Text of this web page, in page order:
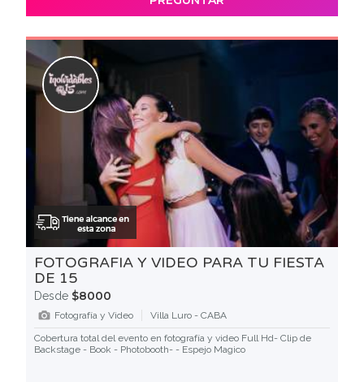
FOTOGRAFIA Y VIDEO PARA TU FIESTA
DE 15
Desde $8000
Fotografía y Video
Villa Luro - CABA
Cobertura total del evento en fotografía y video Full Hd- Clip de
Backstage - Book - Photobooth- - Espejo Magico